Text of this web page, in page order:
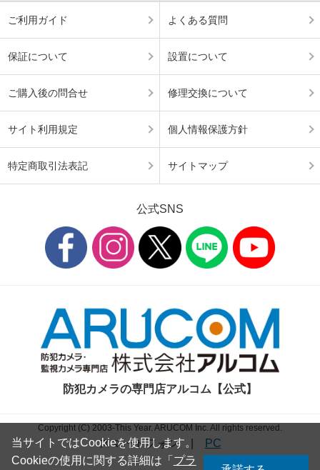
ご利用ガイド よくある質問
保証について 設置について
ご購入後の問合せ 修理交換について
サイト利用規定 個人情報保護方針
特定商取引法表記 サイトマップ
公式SNS
防犯カメラの専門店アルコム【公式】
Copyright (C) 2003-This Year. ARUCOM Inc. All rights reserved.
スマートフォン| PC
当サイトではCookieを使用します。
Cookieの使用に関する詳細は「 プラ